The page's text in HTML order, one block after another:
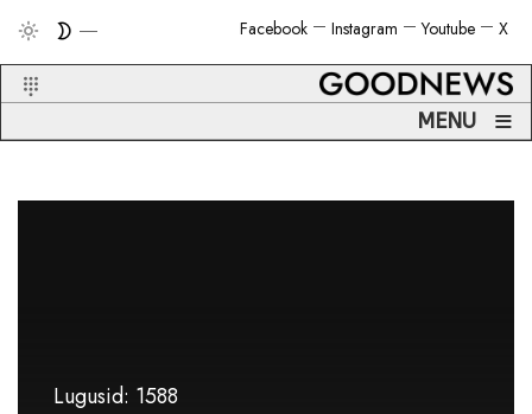
X
Youtube
Instagram
Facebook
MENU ≡
Lugusid: 1588